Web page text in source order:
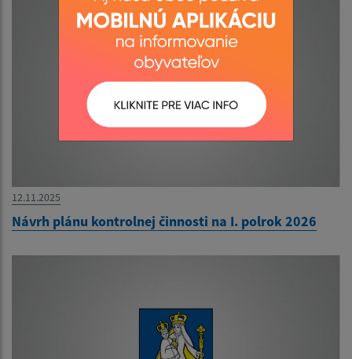
12.11.2025
Návrh plánu kontrolnej činnosti na I. polrok 2026